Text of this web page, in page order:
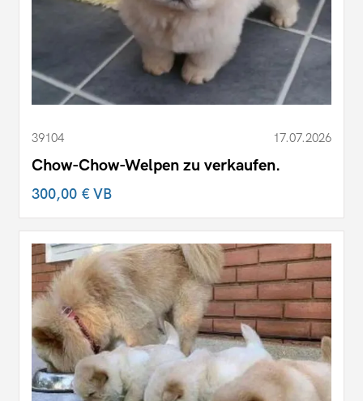
39104 17.07.2026
Chow-Chow-Welpen zu verkaufen.
300,00 €VB